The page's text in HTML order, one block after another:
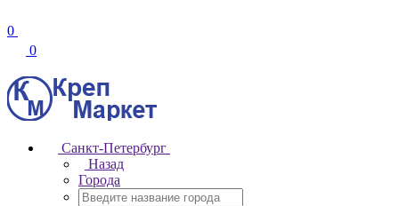
0
0
Санкт-Петербург
Назад
Города